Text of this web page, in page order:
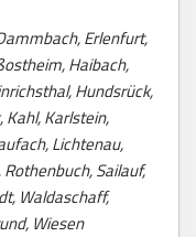
Erlenfurt,
Haibach,
Hundsrück,
Kahl, Karlstein,
Lichtenau,
Sailauf,
Waldaschaff,
Wiesen